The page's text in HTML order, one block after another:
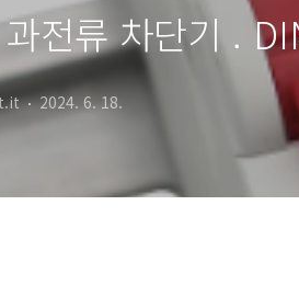
과전류 차단기 .
2024. 6. 18.